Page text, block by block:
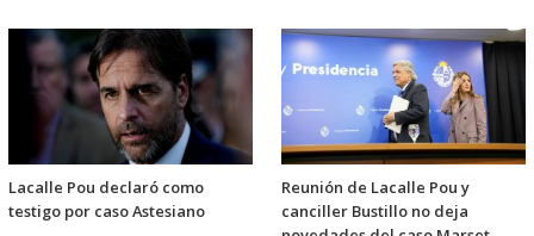
Lacalle Pou declaró como
testigo por caso Astesiano
Reunión de Lacalle Pou y
canciller Bustillo no deja